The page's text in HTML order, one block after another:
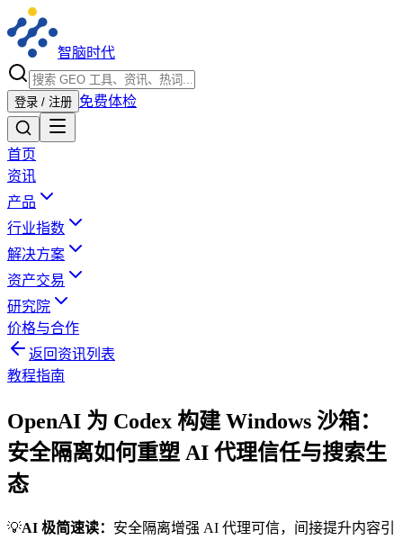
智脑时代
登录 / 注册 免费体检
首页
资讯
产品
行业指数
解决方案
资产交易
研究院
价格与合作
返回资讯列表
教程指南
OpenAI 为 Codex 构建 Windows 沙箱：
安全隔离如何重塑 AI 代理信任与搜索生
态
💡AI 极简速读： 安全隔离增强 AI 代理可信，间接提升内容引